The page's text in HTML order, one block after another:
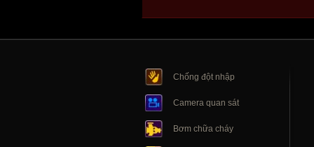
Chống đột nhập
Camera quan sát
Bơm chữa cháy